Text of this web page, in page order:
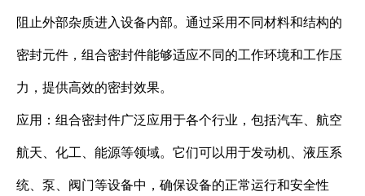
阻止外部杂质进入设备内部。通过采用不同材料和结构的
密封元件，组合密封件能够适应不同的工作环境和工作压
力，提供高效的密封效果。
应用：组合密封件广泛应用于各个行业，包括汽车、航空
航天、化工、能源等领域。它们可以用于发动机、液压系
统、泵、阀门等设备中，确保设备的正常运行和安全性